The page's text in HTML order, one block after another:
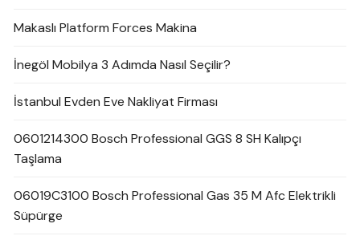
Makaslı Platform Forces Makina
İnegöl Mobilya 3 Adımda Nasıl Seçilir?
İstanbul Evden Eve Nakliyat Firması
0601214300 Bosch Professional GGS 8 SH Kalıpçı
Taşlama
06019C3100 Bosch Professional Gas 35 M Afc Elektrikli
Süpürge